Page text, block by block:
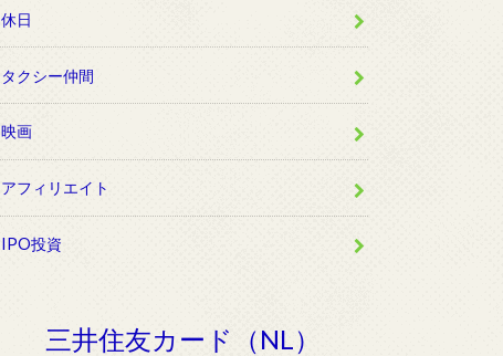
休日
タクシー仲間
映画
アフィリエイト
IPO投資
三井住友カード（NL）